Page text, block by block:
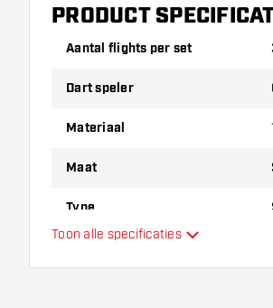
PRODUCT
Aantal flights per set
Dart speler
Materiaal
Maat
Type
Toon alle specificaties